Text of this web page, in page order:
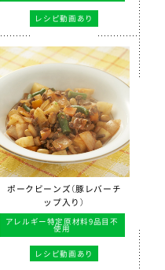
レシピ動画あり
ポークビーンズ（豚レバーチ
ップ入り）
アレルギー特定原材料9品目不
使用
レシピ動画あり